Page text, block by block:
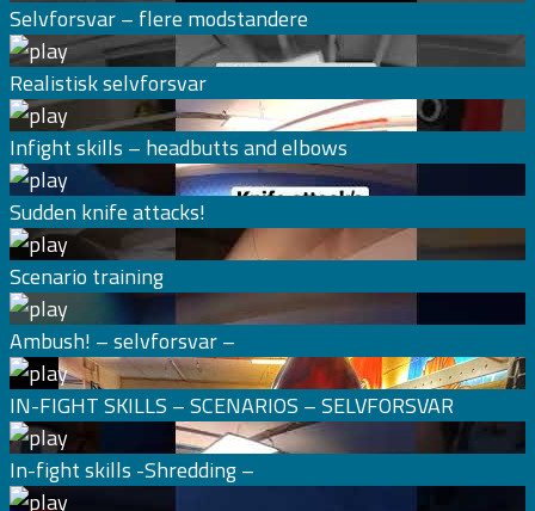
Selvforsvar – flere modstandere
Realistisk selvforsvar
Infight skills – headbutts and elbows
Sudden knife attacks!
Scenario training
Ambush! – selvforsvar –
IN-FIGHT SKILLS – SCENARIOS – SELVFORSVAR
In-fight skills -Shredding –